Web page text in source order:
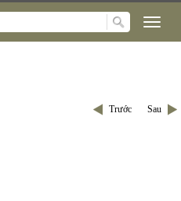
Trước Sau